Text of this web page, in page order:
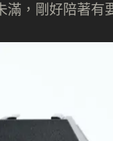
，剛好陪著有